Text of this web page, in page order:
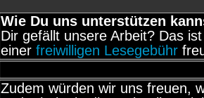
Wie Du uns unterstützen
Dir gefällt unsere Arbeit? Das
einer freiwilligen Lesegebühr
Zudem würden wir uns freuen,